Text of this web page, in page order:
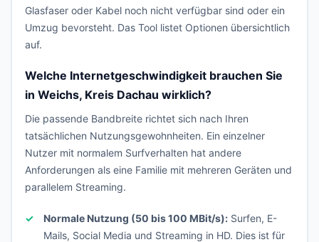
Glasfaser oder Kabel noch nicht verfügbar sind oder ein
Umzug bevorsteht. Das Tool listet Optionen übersichtlich
auf.
Welche Internetgeschwindigkeit brauchen Sie
in Weichs, Kreis Dachau wirklich?
Die passende Bandbreite richtet sich nach Ihren
tatsächlichen Nutzungsgewohnheiten. Ein einzelner
Nutzer mit normalem Surfverhalten hat andere
Anforderungen als eine Familie mit mehreren Geräten und
parallelem Streaming.
Normale Nutzung (50 bis 100 MBit/s): Surfen, E-
Mails, Social Media und Streaming in HD. Dies ist für